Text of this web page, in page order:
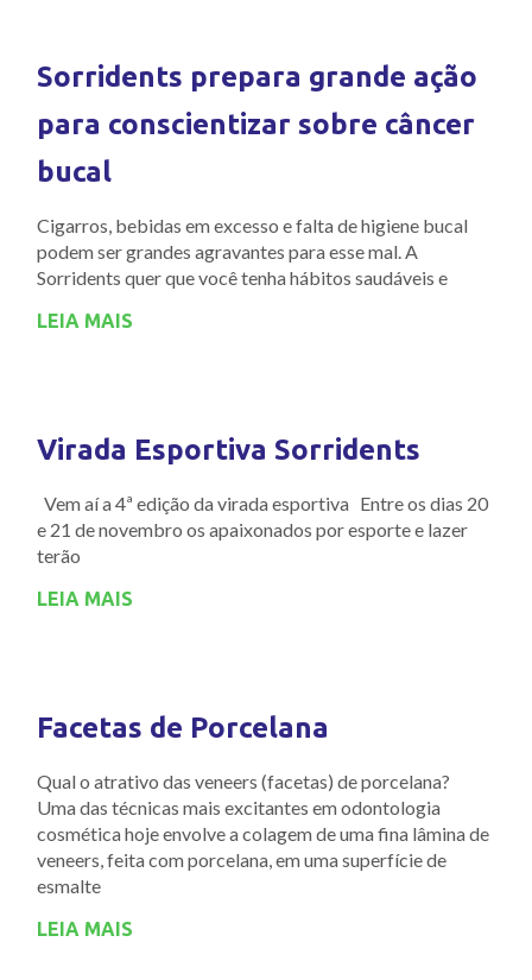
Sorridents prepara grande ação
para conscientizar sobre câncer
bucal
Cigarros, bebidas em excesso e falta de higiene bucal
podem ser grandes agravantes para esse mal. A
Sorridents quer que você tenha hábitos saudáveis e
LEIA MAIS
Virada Esportiva Sorridents
Vem aí a 4ª edição da virada esportiva Entre os dias 20
e 21 de novembro os apaixonados por esporte e lazer
terão
LEIA MAIS
Facetas de Porcelana
Qual o atrativo das veneers (facetas) de porcelana?
Uma das técnicas mais excitantes em odontologia
cosmética hoje envolve a colagem de uma fina lâmina de
veneers, feita com porcelana, em uma superfície de
esmalte
LEIA MAIS